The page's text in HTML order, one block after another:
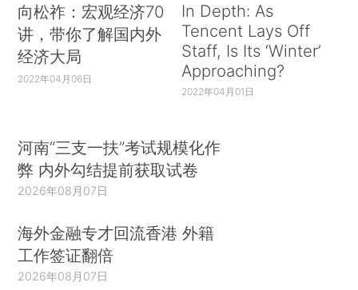
向松祚：宏观经济70
讲，带你了解国内外
经济大局
2022年04月06日
In Depth: As
Tencent Lays Off
Staff, Is Its ‘Winter’
Approaching?
2022年04月01日
河南“三支一扶”考试规模化作
弊 内外勾结提前获取试卷
2026年08月07日
海外金融专才回流香港 外籍
工作签证翻倍
2026年08月07日